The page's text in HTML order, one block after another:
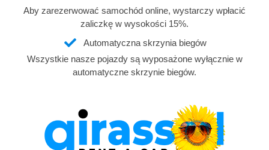
Aby zarezerwować samochód online, wystarczy wpłacić
zaliczkę w wysokości 15%.
Automatyczna skrzynia biegów
Wszystkie nasze pojazdy są wyposażone wyłącznie w
automatyczne skrzynie biegów.